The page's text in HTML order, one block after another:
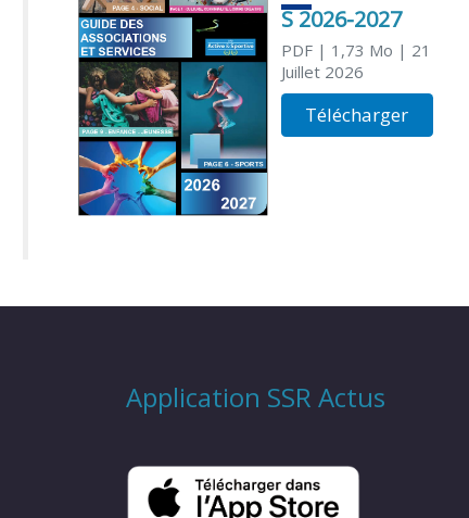
S 2026-2027
PDF| 1,73 Mo | 21
Juillet 2026
Télécharger
Application SSR Actus